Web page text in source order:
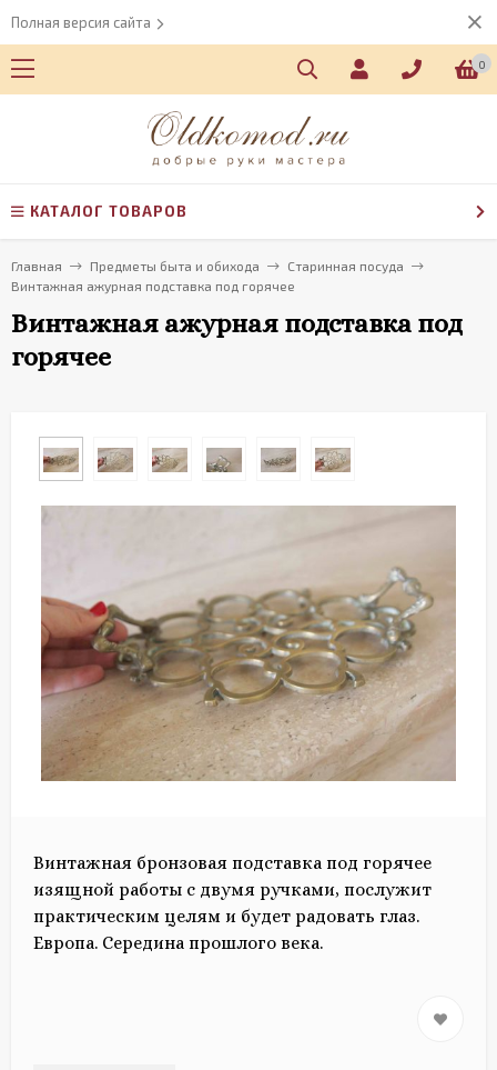
Полная версия сайта
0
КАТАЛОГ ТОВАРОВ
Главная Предметы быта и обихода
Старинная посуда
Винтажная ажурная подставка под горячее
Винтажная ажурная подставка под
горячее
Винтажная бронзовая подставка под горячее
изящной работы с двумя ручками, послужит
практическим целям и будет радовать глаз.
Европа. Середина прошлого века.